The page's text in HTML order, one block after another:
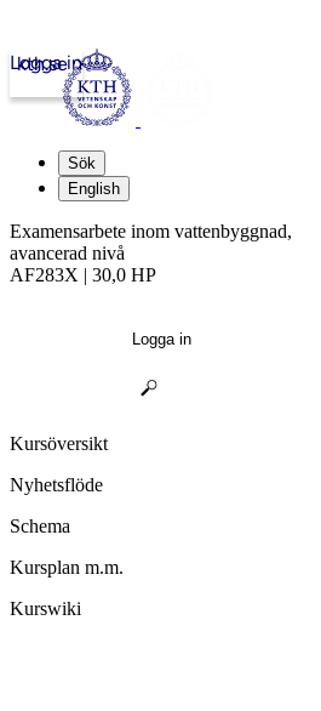
kth.se
Logga in
Sök
English
Examensarbete inom vattenbyggnad,
avancerad nivå
AF283X | 30,0 HP
Logga in
Kursöversikt
Nyhetsflöde
Schema
Kursplan m.m.
Kurswiki